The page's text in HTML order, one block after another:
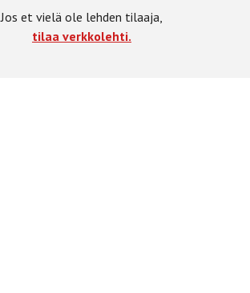
Jos et vielä ole lehden tilaaja,
tilaa verkkolehti.